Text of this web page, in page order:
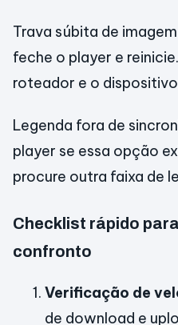
Trava súbita de
feche o player e
roteador e o
Legenda fora de
player se essa opção
procure outra faixa de
Checklist rápido
confronto
Verificação de
de download e